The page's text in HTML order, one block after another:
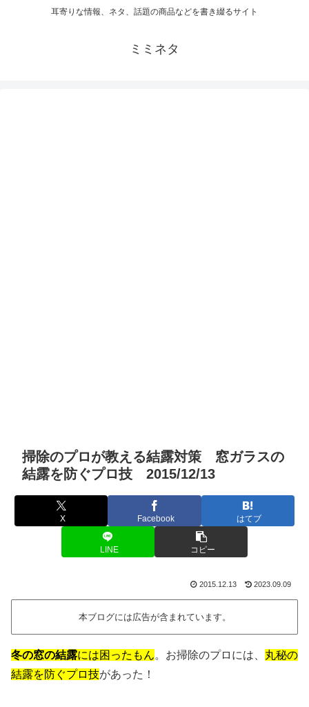
耳寄りな情報、ネタ、話題の商品などを書き綴るサイト
ミミネタ
掃除のプロが教える結露対策 窓ガラスの
結露を防ぐプロ技 2015/12/13
X Facebook はてブ
LINE コピー
2015.12.13 2023.09.09
本ブログには広告が含まれています。
冬の窓の結露には困ったもん。お掃除のプロには、 丸秘の
結露を防ぐプロ技があった！